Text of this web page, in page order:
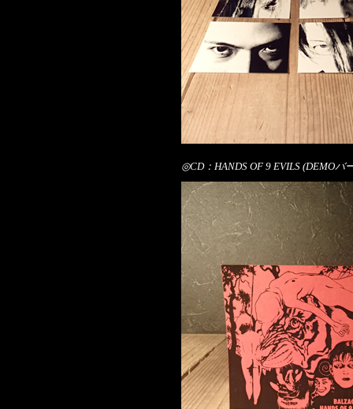
◎CD：HANDS OF 9 EVILS (DEMOバ